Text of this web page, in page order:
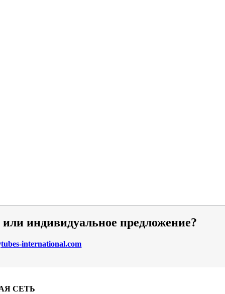
индивидуальное предложение?
international.com
СЕТЬ